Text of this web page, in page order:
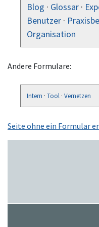
Blog · Glossar ·
Benutzer ·
Organisation
Andere Formulare:
Intern · Tool · Vernetzen
Seite ohne ein Formular